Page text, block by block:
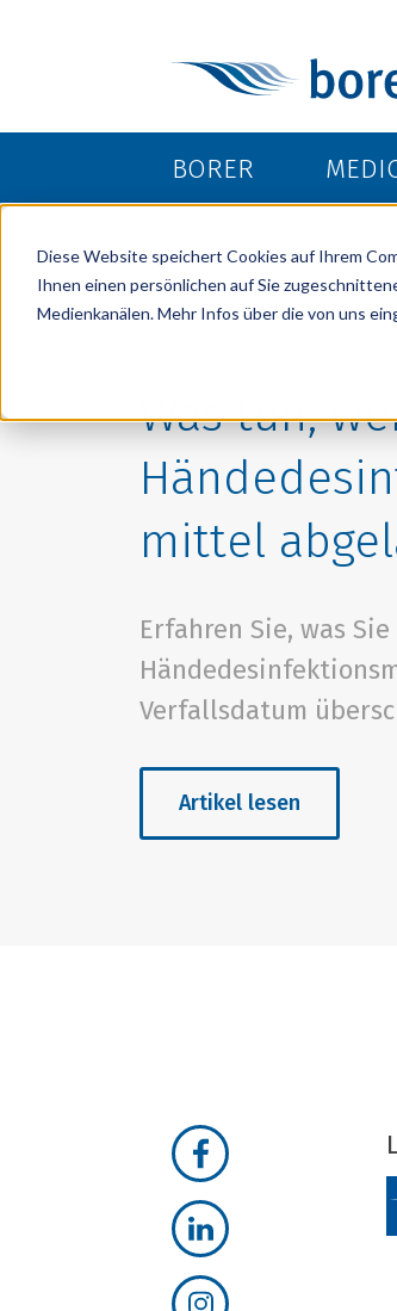
Diese Website speichert Cookies auf Ihrem
Ihnen einen persönlichen auf Sie
Medienkanälen. Mehr Infos über die von uns
BORER
Was tun,
mittel
Erfahren Sie, was
Verfallsdatum
Artikel lesen